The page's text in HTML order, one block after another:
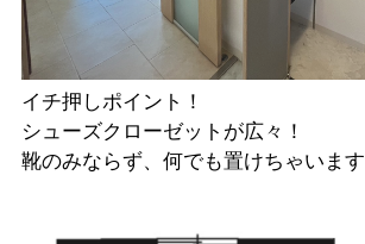
イチ押しポイント！
シューズクローゼットが広々！
靴のみならず、何でも置けちゃいます